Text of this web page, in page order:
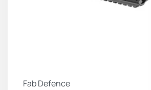
Fab Defence